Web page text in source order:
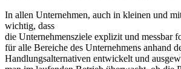
In allen Unternehmen, auch in kleinen und
wichtig, dass
die Unternehmensziele explizit und messbar
für alle Bereiche des Unternehmens anhand
Handlungsalternativen entwickelt und